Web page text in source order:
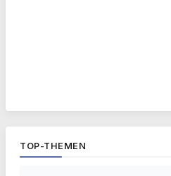
TOP-THEMEN